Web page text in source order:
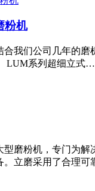
粉机
合我们公司几年的
LUM系列超细立式…
型磨粉机，专门为
。立磨采用了合理